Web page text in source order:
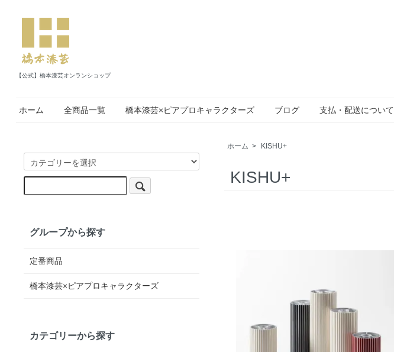
【公式】橋本漆芸オンランショップ
ホーム 全商品一覧 橋本漆芸×ピアプロキャラクターズ ブログ 支払・配送について
ホーム > KISHU+
KISHU+
グループから探す
定番商品
橋本漆芸×ピアプロキャラクターズ
カテゴリーから探す